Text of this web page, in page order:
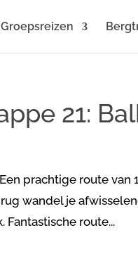
Groepsreizen
21:
prachtige route van
wandel je
route...